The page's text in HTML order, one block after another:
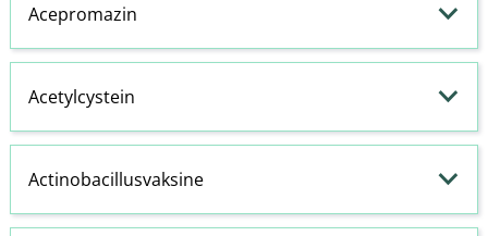
Acepromazin
Acetylcystein
Actinobacillusvaksine